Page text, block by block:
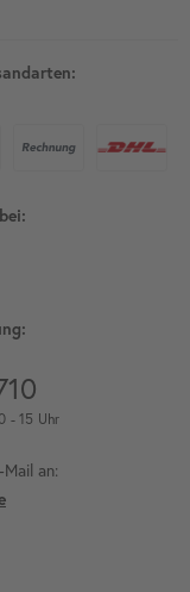
- 15 Uhr
an: